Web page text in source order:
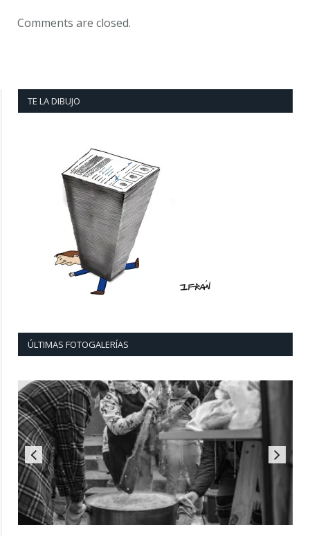
Comments are closed.
TE LA DIBUJO
ÚLTIMAS FOTOGALERÍAS